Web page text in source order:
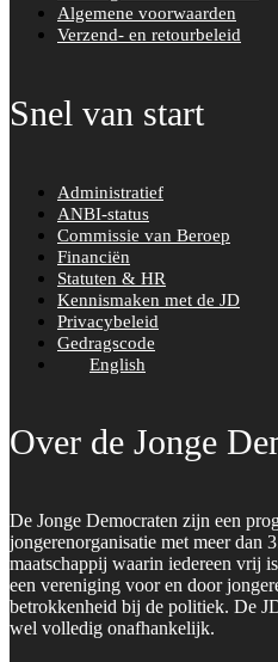
Algemene voorwaarden
Verzend- en retourbeleid
Snel van start
Administratief
ANBI-status
Commissie van Beroep
Financiën
Statuten & HR
Kennismaken met de JD
Privacybeleid
Gedragscode
English
Over de Jonge
De Jonge Democraten zijn een
jongerenorganisatie met meer dan
maatschappij waarin iedereen vrij
een vereniging voor en door
betrokkenheid bij de politiek. De
wel volledig onafhankelijk.